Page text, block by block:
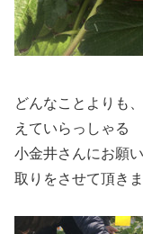
どんなことよりも
えていらっしゃる
小金井さんにお願
取りをさせて頂き